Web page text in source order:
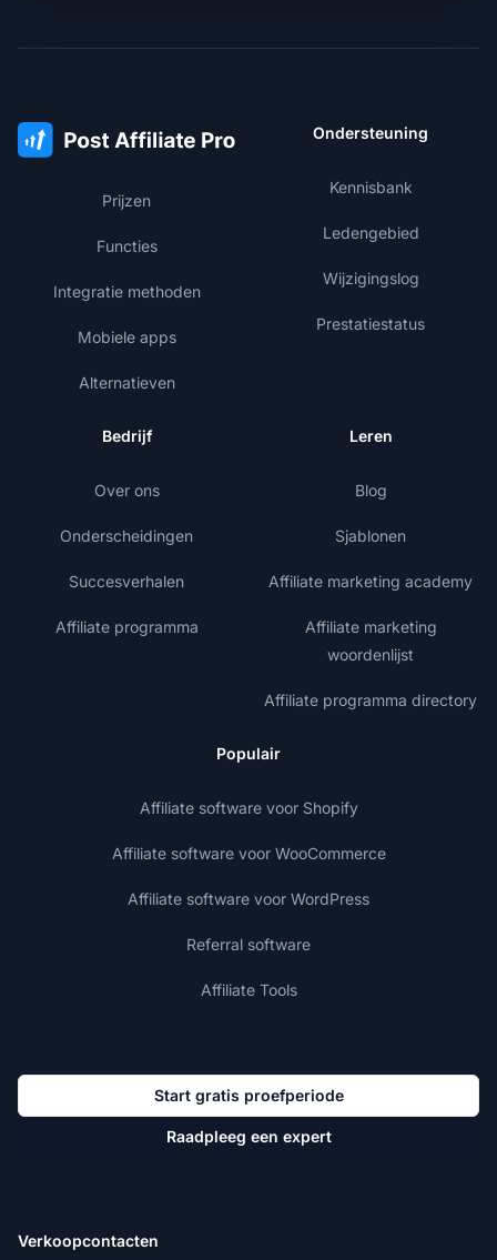
Prijzen
Functies
Integratie methoden
Mobiele apps
Alternatieven
Ondersteuning
Kennisbank
Ledengebied
Wijzigingslog
Prestatiestatus
Bedrijf
Over ons
Onderscheidingen
Succesverhalen
Affiliate programma
Leren
Blog
Sjablonen
Affiliate marketing academy
Affiliate marketing
woordenlijst
Affiliate programma directory
Populair
Affiliate software voor Shopify
Affiliate software voor WooCommerce
Affiliate software voor WordPress
Referral software
Affiliate Tools
Start gratis proefperiode
Raadpleeg een expert
Verkoopcontacten